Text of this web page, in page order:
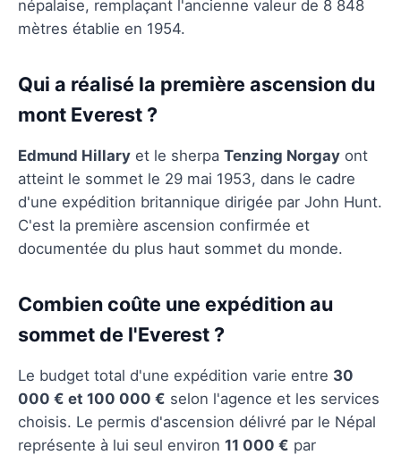
népalaise, remplaçant l'ancienne valeur de 8 848
mètres établie en 1954.
Qui a réalisé la première ascension du
mont Everest ?
Edmund Hillary et le sherpa Tenzing Norgay ont
atteint le sommet le 29 mai 1953, dans le cadre
d'une expédition britannique dirigée par John Hunt.
C'est la première ascension confirmée et
documentée du plus haut sommet du monde.
Combien coûte une expédition au
sommet de l'Everest ?
Le budget total d'une expédition varie entre 30
000 € et 100 000 € selon l'agence et les services
choisis. Le permis d'ascension délivré par le Népal
représente à lui seul environ 11 000 € par